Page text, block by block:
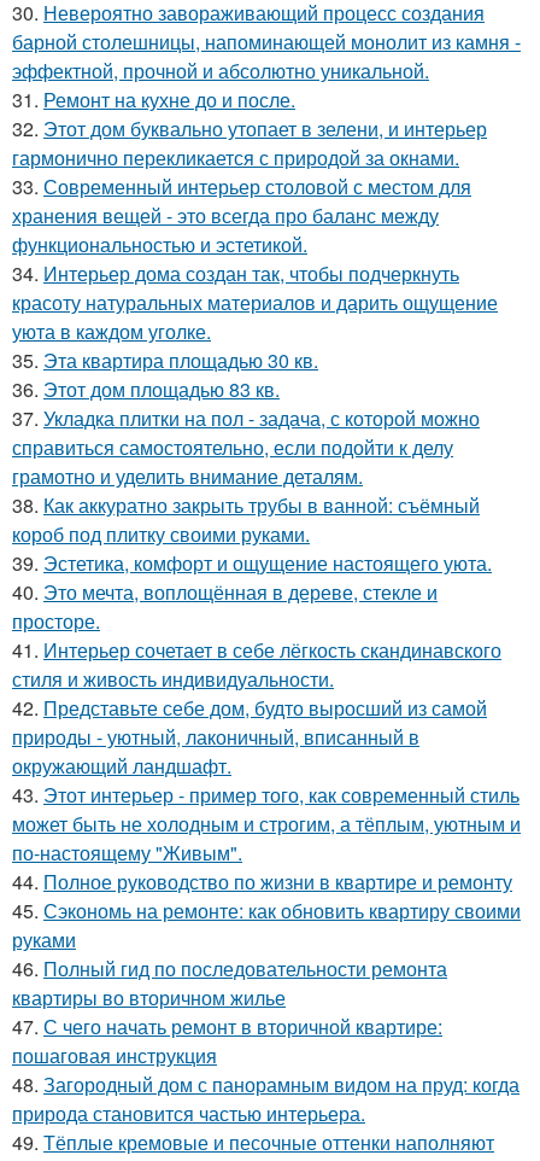
30. Невероятно завораживающий процесс создания
барной столешницы, напоминающей монолит из камня -
эффектной, прочной и абсолютно уникальной.
31. Ремонт на кухне до и после.
32. Этот дом буквально утопает в зелени, и интерьер
гармонично перекликается с природой за окнами.
33. Современный интерьер столовой с местом для
хранения вещей - это всегда про баланс между
функциональностью и эстетикой.
34. Интерьер дома создан так, чтобы подчеркнуть
красоту натуральных материалов и дарить ощущение
уюта в каждом уголке.
35. Эта квартира площадью 30 кв.
36. Этот дом площадью 83 кв.
37. Укладка плитки на пол - задача, с которой можно
справиться самостоятельно, если подойти к делу
грамотно и уделить внимание деталям.
38. Как аккуратно закрыть трубы в ванной: съёмный
короб под плитку своими руками.
39. Эстетика, комфорт и ощущение настоящего уюта.
40. Это мечта, воплощённая в дереве, стекле и
просторе.
41. Интерьер сочетает в себе лёгкость скандинавского
стиля и живость индивидуальности.
42. Представьте себе дом, будто выросший из самой
природы - уютный, лаконичный, вписанный в
окружающий ландшафт.
43. Этот интерьер - пример того, как современный стиль
может быть не холодным и строгим, а тёплым, уютным и
по-настоящему "Живым".
44. Полное руководство по жизни в квартире и ремонту
45. Сэкономь на ремонте: как обновить квартиру своими
руками
46. Полный гид по последовательности ремонта
квартиры во вторичном жилье
47. С чего начать ремонт в вторичной квартире:
пошаговая инструкция
48. Загородный дом с панорамным видом на пруд: когда
природа становится частью интерьера.
49. Тёплые кремовые и песочные оттенки наполняют